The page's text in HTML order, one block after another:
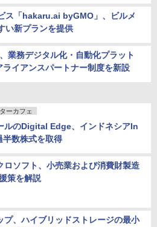
ス「hakaru.ai byGMO」、ビルメ
い新プランを提供
業務デジタル化・自動化プラット
イアンスパートナー制度を新設
ーカフェ
ルのDigital Edge、インドネシアIn
数株式を取得
ロソフト、小売業および消費財製造
策を解説
プ、ハイブリッドストレージの最小